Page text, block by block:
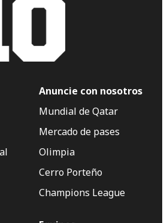
Anuncie con nosotros
Mundial de Qatar
Mercado de pases
Olimpia
Cerro Porteño
Champions League